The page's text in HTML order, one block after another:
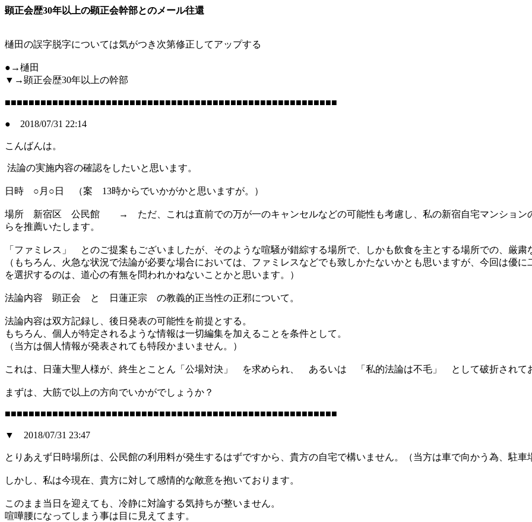
顕正会歴30年以上の顕正会幹部とのメール往還
樋田の誤字脱字については気がつき次第修正してアップする
●→樋田
▼→顕正会歴30年以上の幹部
■■■■■■■■■■■■■■■■■■■■■■■■■■■■■■■■■■■■■■■■■■■■■■■■■■■■■■■■
● 2018/07/31 22:14
こんばんは。
法論の実施内容の確認をしたいと思います。
日時 ○月○日 （案 13時からでいかがかと思いますが。）
場所 新宿区 公民館 → ただ、これは直前での万が一のキャンセルなどの可能性も考慮し、私の新宿自宅マンションの
らを推薦いたします。
「ファミレス」 とのご提案もございましたが、そのような喧騒が錯綜する場所で、しかも飲食を主とする場所での、厳粛
（もちろん、火急な状況で法論が必要な場合においては、ファミレスなどでも致しかたないかとも思いますが、今回は優
を選択するのは、道心の有無を問われかねないことかと思います。）
法論内容 顕正会 と 日蓮正宗 の教義的正当性の正邪について。
法論内容は双方記録し、後日発表の可能性を前提とする。
もちろん、個人が特定されるような情報は一切編集を加えることを条件として。
（当方は個人情報が発表されても特段かまいません。）
これは、日蓮大聖人様が、終生とことん「公場対決」 を求められ、 あるいは 「私的法論は不毛」 として破折されて
まずは、大筋で以上の方向でいかがでしょうか？
■■■■■■■■■■■■■■■■■■■■■■■■■■■■■■■■■■■■■■■■■■■■■■■■■■■■■■■■
▼ 2018/07/31 23:47
とりあえず日時場所は、公民館の利用料が発生するはずですから、貴方の自宅で構いません。（当方は車で向かう為、駐車
しかし、私は今現在、貴方に対して感情的な敵意を抱いております。
このまま当日を迎えても、冷静に対論する気持ちが整いません。
喧嘩腰になってしまう事は目に見えてます。